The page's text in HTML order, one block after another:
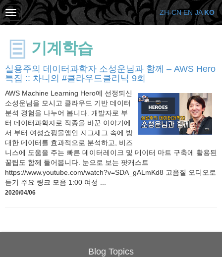
기계학습
실용주의 데이터과학자 소성운님과 함께 – AWS Hero
특집 :: 차니의 #클라우드클리닉 9회
AWS Machine Learning Hero에 선정되신
소성운님을 모시고 클라우드 기반 데이터
분석 경험을 나누어 봅니다. 개발자로 부
터 데이터과학자로 직종을 바꾼 이야기에
서 부터 여성쇼핑몰앱인 지그재그 속에 방
대한 데이터를 효과적으로 분석하고, 비즈
니스에 도움을 주는 빠른 데이터레이크 및 데이터 마트 구축에 활용된
꿀팁도 함께 들어봅니다. 눈으로 보는 팟캐스트
https://www.youtube.com/watch?v=SDA_gALmKd8 고음질 오디오로
듣기 주요 링크 모음 1:00 여성 ...
2020/04/06
Blog Topics
ZH-CN EN JA KO